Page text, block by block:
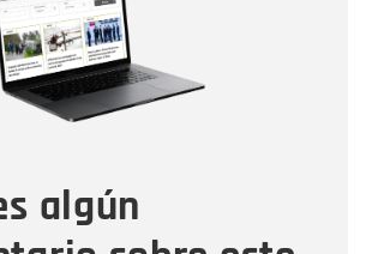
algún